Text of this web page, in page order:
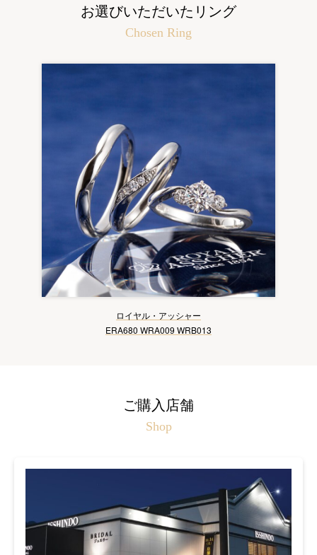
お選びいただいたリング
Chosen Ring
ロイヤル・アッシャー
ERA680 WRA009 WRB013
ご購入店舗
Shop